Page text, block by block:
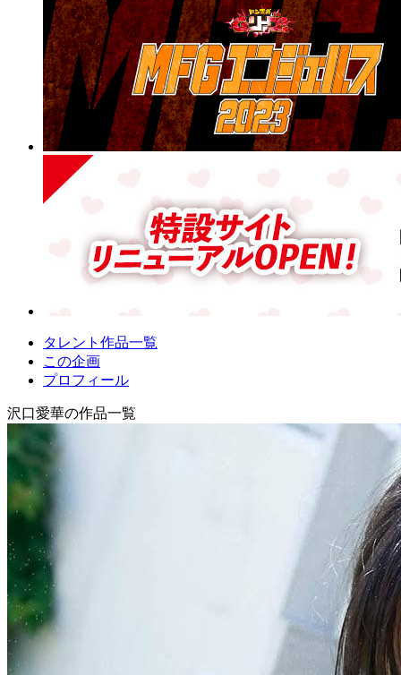
タレント作品一覧
この企画
プロフィール
沢口愛華の作品一覧